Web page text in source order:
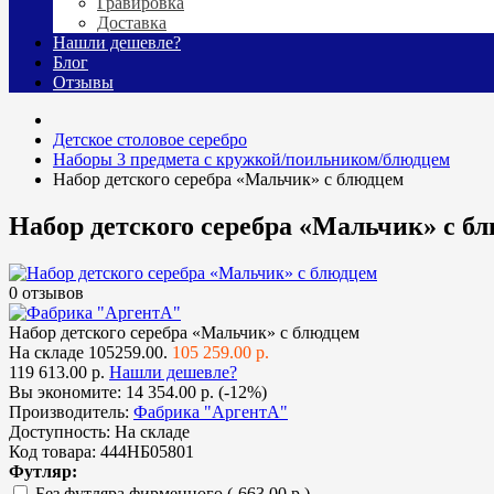
Доставка
Нашли дешевле?
Блог
Отзывы
Детское столовое серебро
Наборы 3 предмета с кружкой/поильником/блюдцем
Набор детского серебра «Мальчик» с блюдцем
Набор детского серебра «Мальчик» с
0 отзывов
Набор детского серебра «Мальчик» с блюдцем
На складе 105259.00. 105 259.00 р.
119 613.00 р. Нашли дешевле?
Вы экономите: 14 354.00 р. (-12%)
Производитель: Фабрика "АргентА"
Доступность: На складе
Код товара: 444НБ05801
Футляр: